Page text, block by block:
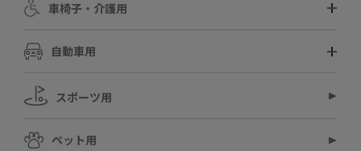
車椅子・介護用
自動車用
スポーツ用
ペット用